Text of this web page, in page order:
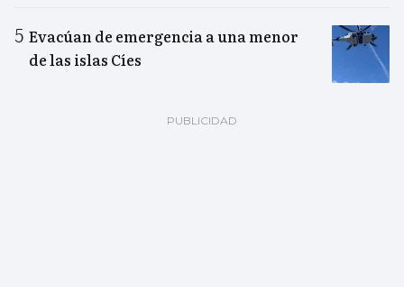
Evacúan de emergencia a una menor
de las islas Cíes